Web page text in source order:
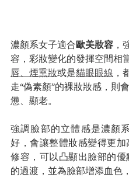
濃顏系女子適合歐美妝容 ，
容，彩妝變化的發揮空間相
唇、煙熏妝或是貓眼眼線 ，
走“偽素顏”的裸妝妝感，則
憊、顯老。
強調臉部的立體感是濃顏
好，會讓整體妝感變得更
修容，可以凸顯出臉部的
的過渡，並為臉部增添血色